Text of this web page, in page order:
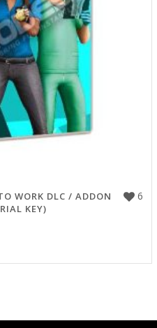
6
WORK DLC / ADDON
KEY)